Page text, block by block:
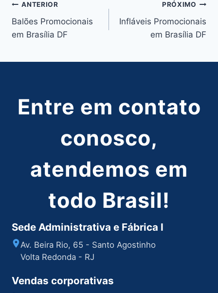
Navegação
de
ANTERIOR
Balões Promocionais
em Brasília DF
PRÓXIMO
Infláveis Promocionais
em Brasília DF
Entre em contato
conosco,
atendemos em
todo Brasil!
Sede Administrativa e Fábrica I
Av. Beira Rio, 65 - Santo Agostinho
Volta Redonda - RJ
Vendas corporativas